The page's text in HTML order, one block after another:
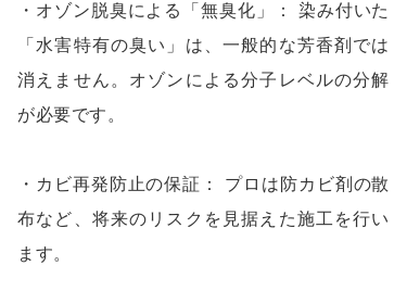
・オゾン脱臭による「無臭化」： 染み付いた
「水害特有の臭い」は、一般的な芳香剤では
消えません。オゾンによる分子レベルの分解
が必要です。
・カビ再発防止の保証： プロは防カビ剤の散
布など、将来のリスクを見据えた施工を行い
ます。